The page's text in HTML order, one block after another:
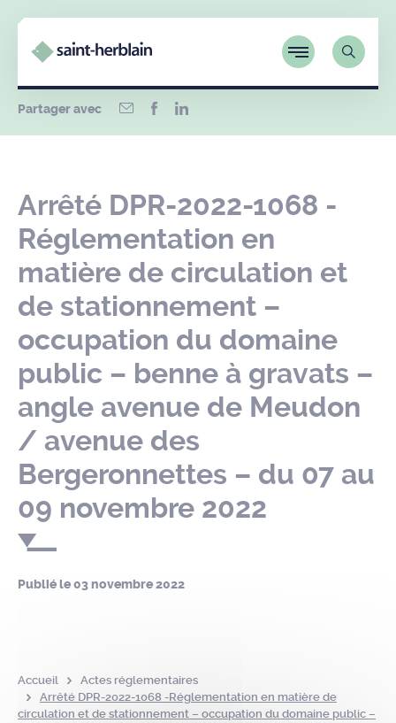
Partager avec
Arrêté DPR-2022-1068 -
Réglementation en
matière de circulation et
de stationnement –
occupation du domaine
public – benne à gravats –
angle avenue de Meudon
/ avenue des
Bergeronnettes – du 07 au
09 novembre 2022
Publié le03 novembre 2022
Accueil
Actes réglementaires
Arrêté DPR-2022-1068 -Réglementation en matière de
circulation et de stationnement – occupation du domaine public –